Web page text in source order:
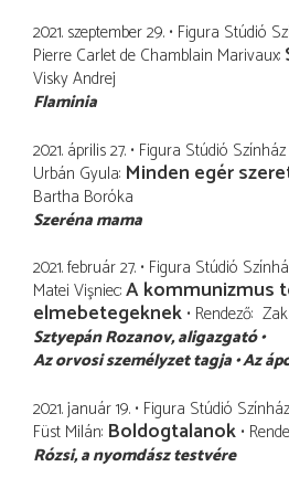
2021. szeptember 29. Figura Stúdió
Pierre Carlet de Chamblain Marivaux
Visky Andrej
Flaminia
2021. április 27. Figura Stúdió Színház
Urbán Gyula Minden egér
Bartha Boróka
Szeréna mama
2021. február 27. Figura Stúdió
Matei Vişniec A kommunizmus
elmebetegeknek Rendező
Sztyepán Rozanov aligazgató
Az orvosi személyzet tagja Az
2021. január 19. Figura Stúdió Színház
Füst Milán Boldogtalanok
Rózsi a nyomdász testvére